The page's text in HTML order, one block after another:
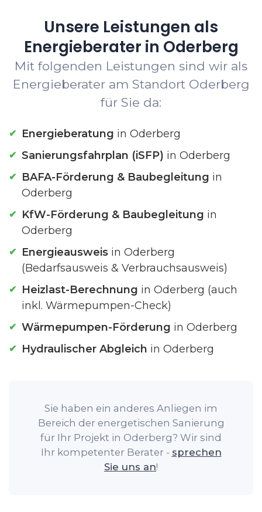
Unsere Leistungen als
Energieberater in Oderberg
Mit folgenden Leistungen sind wir als
Energieberater am Standort Oderberg
für Sie da:
Energieberatung in Oderberg
Sanierungsfahrplan (iSFP) in Oderberg
BAFA-Förderung & Baubegleitung in
Oderberg
KfW-Förderung & Baubegleitung in
Oderberg
Energieausweis in Oderberg
(Bedarfsausweis & Verbrauchsausweis)
Heizlast-Berechnung in Oderberg (auch
inkl. Wärmepumpen-Check)
Wärmepumpen-Förderung in Oderberg
Hydraulischer Abgleich in Oderberg
Sie haben ein anderes Anliegen im
Bereich der energetischen Sanierung
für Ihr Projekt in Oderberg? Wir sind
Ihr kompetenter Berater - sprechen
Sie uns an!